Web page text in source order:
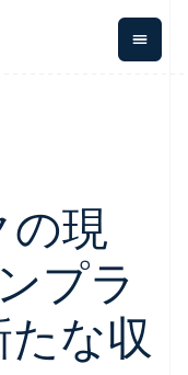
Payouts
第三者
への入
金
フォー
決済の
築
付
る
の現
プラ
な収